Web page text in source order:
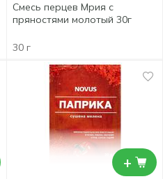
Смесь перцев Мрия с
пряностями молотый 30г
30 г
+